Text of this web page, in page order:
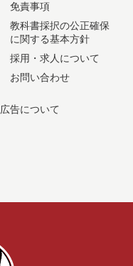
免責事項
教科書採択の公正確保
に関する基本方針
採用・求人について
お問い合わせ
広告について